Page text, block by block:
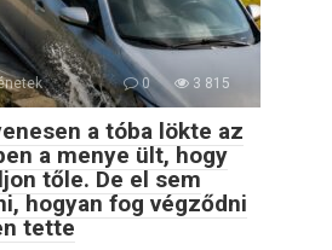
0 3 815
a tóba lökte az
a menye ült, hogy
tőle. De el sem
hogyan fog végződni
tette